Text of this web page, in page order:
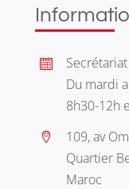
Du mardi
8h30-12h
109, av
Quartier
Maroc